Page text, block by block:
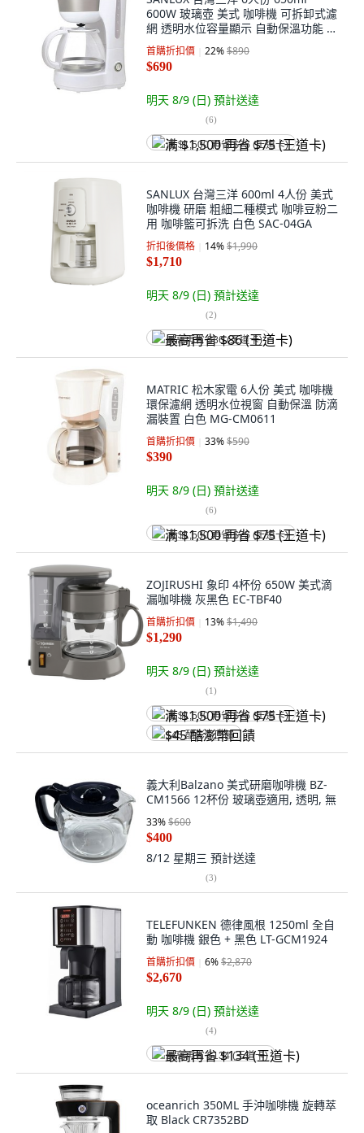
600W 玻璃壺 美式 咖啡機 可拆卸式濾
網 透明水位容量顯示 自動保溫功能 白
色 SYCM-016 漏斗 清洗方便
首購折扣價 22%$890
$690
明天 8/9 (日) 預計送達
(6)
满 $1,500 再省 $75 (王道卡)
SANLUX 台灣三洋 600ml 4人份 美式
咖啡機 研磨 粗細二種模式 咖啡豆粉二
用 咖啡籃可拆洗 白色 SAC-04GA
折扣後價格 14%$1,990
$1,710
明天 8/9 (日) 預計送達
(2)
最高再省 $86 (王道卡)
MATRIC 松木家電 6人份 美式 咖啡機
環保濾網 透明水位視窗 自動保溫 防滴
漏裝置 白色 MG-CM0611
首購折扣價 33%$590
$390
明天 8/9 (日) 預計送達
(6)
满 $1,500 再省 $75 (王道卡)
ZOJIRUSHI 象印 4杯份 650W 美式滴
漏咖啡機 灰黑色 EC-TBF40
首購折扣價 13%$1,490
$1,290
明天 8/9 (日) 預計送達
(1)
满 $1,500 再省 $75 (王道卡)
$45 酷澎幣回饋
義大利Balzano 美式研磨咖啡機 BZ-
CM1566 12杯份 玻璃壺適用, 透明, 無
33%$600
$400
8/12 星期三 預計送達
(3)
TELEFUNKEN 德律風根 1250ml 全自
動 咖啡機 銀色 + 黑色 LT-GCM1924
首購折扣價 6%$2,870
$2,670
明天 8/9 (日) 預計送達
(4)
最高再省 $134 (王道卡)
oceanrich 350ML 手沖咖啡機 旋轉萃
取 Black CR7352BD